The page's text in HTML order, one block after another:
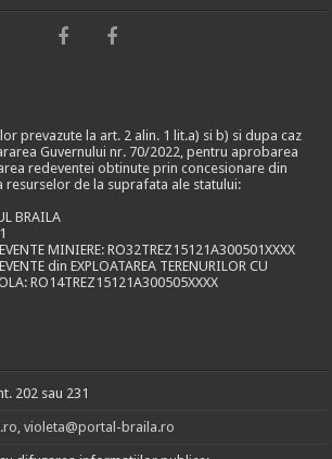
prevazute la art. 2 alin. 1 lit.a) si b) si dupa caz
Guvernului nr. 70/2022, pentru aprobarea
redeventei obtinute prin concesionare din
resurselor de la suprafata ale statului:
BRAILA
MINIERE: RO32TREZ15121A300501XXXX
din EXPLOATAREA TERENURILOR CU
RO14TREZ15121A300505XXXX
202 sau 231
,violeta@portal-braila.ro